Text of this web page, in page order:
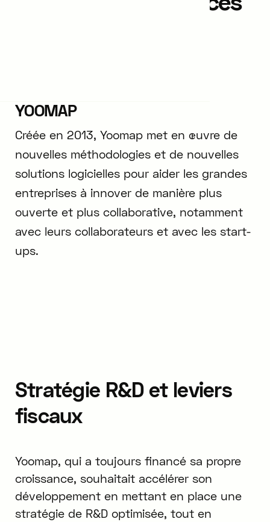
YOOMAP
Créée en 2013, Yoomap met en œuvre de
nouvelles méthodologies et de nouvelles
solutions logicielles pour aider les grandes
entreprises à innover de manière plus
ouverte et plus collaborative, notamment
avec leurs collaborateurs et avec les start-
ups.
Stratégie R&D et leviers
fiscaux
Yoomap, qui a toujours financé sa propre
croissance, souhaitait accélérer son
développement en mettant en place une
stratégie de R&D optimisée, tout en